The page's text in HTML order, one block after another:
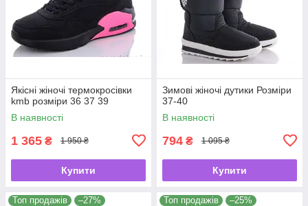
Якісні жіночі термокросівки
kmb розміри 36 37 39
В наявності
1 365 ₴ 1 950 ₴
Купити
Зимові жіночі дутики Розміри
37-40
В наявності
794 ₴ 1 095 ₴
Купити
Топ продажів –27% Топ продажів –25%